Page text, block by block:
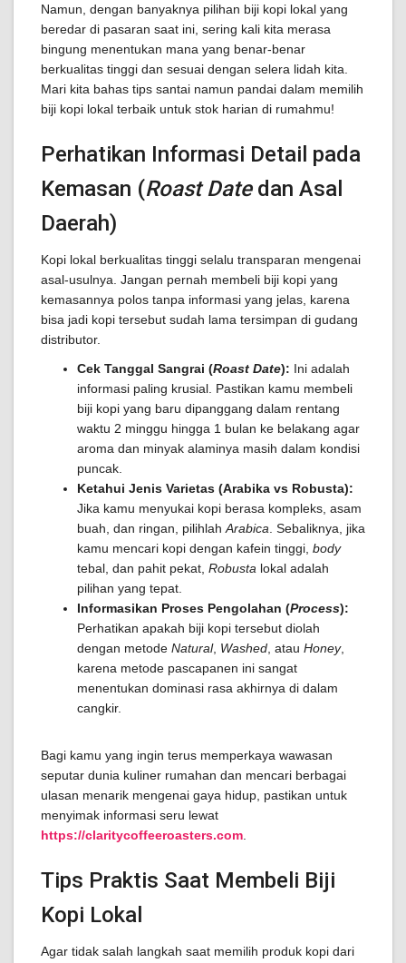
Namun, dengan banyaknya pilihan biji kopi lokal yang
beredar di pasaran saat ini, sering kali kita merasa
bingung menentukan mana yang benar-benar
berkualitas tinggi dan sesuai dengan selera lidah kita.
Mari kita bahas tips santai namun pandai dalam memilih
biji kopi lokal terbaik untuk stok harian di rumahmu!
Perhatikan Informasi Detail pada
Kemasan (Roast Datedan Asal
Daerah)
Kopi lokal berkualitas tinggi selalu transparan mengenai
asal-usulnya. Jangan pernah membeli biji kopi yang
kemasannya polos tanpa informasi yang jelas, karena
bisa jadi kopi tersebut sudah lama tersimpan di gudang
distributor.
Cek Tanggal Sangrai (Roast Date): Ini adalah
informasi paling krusial. Pastikan kamu membeli
biji kopi yang baru dipanggang dalam rentang
waktu 2 minggu hingga 1 bulan ke belakang agar
aroma dan minyak alaminya masih dalam kondisi
puncak.
Ketahui Jenis Varietas (Arabika vs Robusta):
Jika kamu menyukai kopi berasa kompleks, asam
buah, dan ringan, pilihlah Arabica . Sebaliknya, jika
kamu mencari kopi dengan kafein tinggi, body
tebal, dan pahit pekat, Robusta lokal adalah
pilihan yang tepat.
Informasikan Proses Pengolahan (Process):
Perhatikan apakah biji kopi tersebut diolah
dengan metode Natural, Washed , atau Honey,
karena metode pascapanen ini sangat
menentukan dominasi rasa akhirnya di dalam
cangkir.
Bagi kamu yang ingin terus memperkaya wawasan
seputar dunia kuliner rumahan dan mencari berbagai
ulasan menarik mengenai gaya hidup, pastikan untuk
menyimak informasi seru lewat
https://claritycoffeeroasters.com
Tips Praktis Saat Membeli Biji
Kopi Lokal
Agar tidak salah langkah saat memilih produk kopi dari